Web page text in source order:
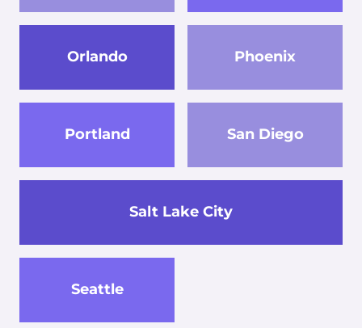
Orlando Phoenix
Portland
Salt Lake City
San Diego
Seattle